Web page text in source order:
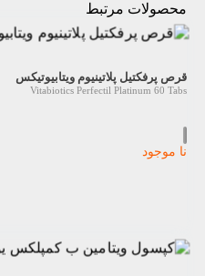
محصولات مرتبط
قرص پرفکتیل پلاتینیوم ویتابیوتیکس
Vitabiotics Perfectil Platinum 60 Tabs
نا موجود